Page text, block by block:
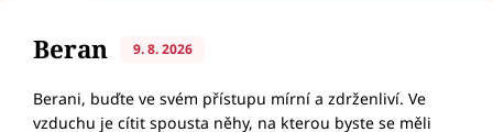
Beran 9. 8. 2026
Berani, buďte ve svém přístupu mírní a zdrženliví. Ve
vzduchu je cítit spousta něhy, na kterou byste se měli